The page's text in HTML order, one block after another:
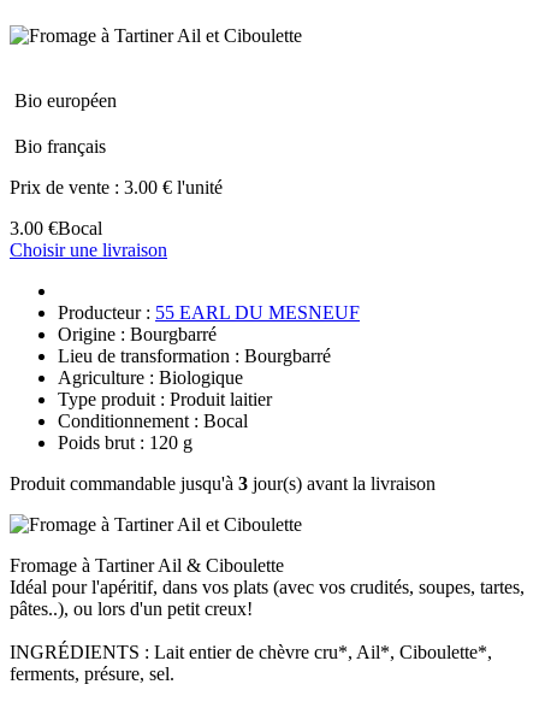
Bio européen
Bio français
Prix de vente : 3.00 € l'unité
3.00 €Bocal
Choisir une livraison
Producteur : 55 EARL DU MESNEUF
Origine : Bourgbarré
Lieu de transformation : Bourgbarré
Agriculture : Biologique
Type produit : Produit laitier
Conditionnement : Bocal
Poids brut : 120 g
Produit commandable jusqu'à 3 jour(s) avant la livraison
Fromage à Tartiner Ail & Ciboulette
Idéal pour l'apéritif, dans vos plats (avec vos crudités, soupes, tartes,
pâtes..), ou lors d'un petit creux!
INGRÉDIENTS : Lait entier de chèvre cru*, Ail*, Ciboulette*,
ferments, présure, sel.